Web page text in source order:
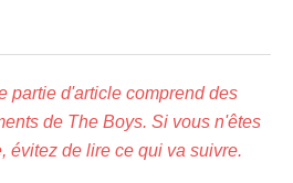
partie d'article comprend des
de The Boys. Si vous n'êtes
évitez de lire ce qui va suivre.